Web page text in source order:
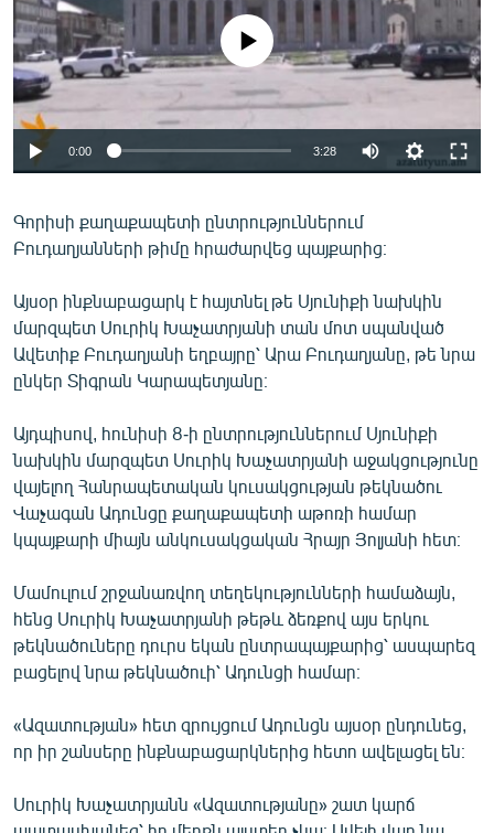
ՄԻՋԱԶԳԱՅԻՆ
ՄՇԱԿՈՒՅԹ
ՍՊՈՐՏ
ՄԵԿՆԱԲԱՆՈՒԹՅՈՒՆ
ՏՏ ԵՒ ԻՆՏԵՐՆԵՏ
ԿՈՐՈՆԱՎԻՐՈՒՍ
ԱՐԽԻՎ
ՏԵՍԱՆՅՈՒԹԵՐ
ԲԱՆԱՎԵՃ
ՁԳՏԵԼՈՎ ԼԱՎԱԳՈՒՅՆԻՆ
Հայերեն
English
Русский
ՀԵՏԵՎԵՔ ՄԵԶ
«Ազատության» բոլոր կայքերը
No media source currently available
0:00 3:28
Գորիսի քաղաքապետի ընտրություններում
Բուդաղյանների թիմը հրաժարվեց պայքարից։
Այսօր ինքնաբացարկ է հայտնել թե Սյունիքի նախկին
մարզպետ Սուրիկ Խաչատրյանի տան մոտ սպանված
Ավետիք Բուդաղյանի եղբայրը՝ Արա Բուդաղյանը, թե նրա
ընկեր Տիգրան Կարապետյանը։
Այդպիսով, հունիսի 8-ի ընտրություններում Սյունիքի
նախկին մարզպետ Սուրիկ Խաչատրյանի աջակցությունը
վայելող Հանրապետական կուսակցության թեկնածու
Վաչագան Ադունցը քաղաքապետի աթոռի համար
կպայքարի միայն անկուսակցական Հրայր Յոլյանի հետ։
Մամուլում շրջանառվող տեղեկությունների համաձայն,
հենց Սուրիկ Խաչատրյանի թեթև ձեռքով այս երկու
թեկնածուները դուրս եկան ընտրապայքարից՝ ասպարեզ
բացելով նրա թեկնածուի՝ Ադունցի համար։
«Ազատության» հետ զրույցում Ադունցն այսօր ընդունեց,
որ իր շանսերը ինքնաբացարկներից հետո ավելացել են։
Սուրիկ Խաչատրյանն «Ազատությանը» շատ կարճ